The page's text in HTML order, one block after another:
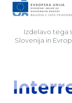
Izdelavo tega
Slovenija in